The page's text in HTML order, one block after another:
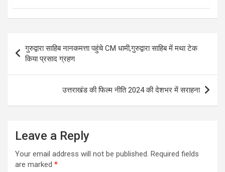
navigation
गुरुद्वारा साहिब नानकमत्ता पहुंचे CM धामी,गुरुद्वारा साहिब में मथा टेक
किया प्रसाद ग्रहण
उत्तराखंड की फिल्म नीति 2024 की देशभर में सराहना
Leave a Reply
Your email address will not be published. Required fields
are marked *